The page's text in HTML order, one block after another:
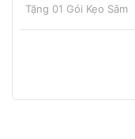
Tặng 01 Gói Kẹo Sâm